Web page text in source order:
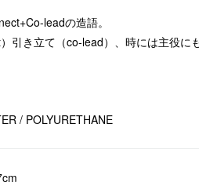
leadの造語。
引き立て（co-lead）、時には主役に
/ POLYURETHANE